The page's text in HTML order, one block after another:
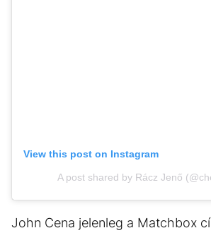
View this post on Instagram
A post shared by Rácz Jenő
John Cena jelenleg a Matchbox